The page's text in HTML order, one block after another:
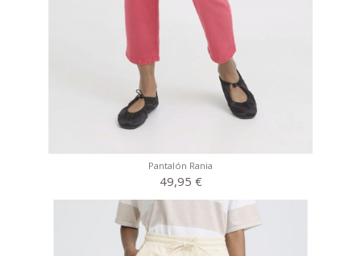
Pantalón Rania
49,95 €